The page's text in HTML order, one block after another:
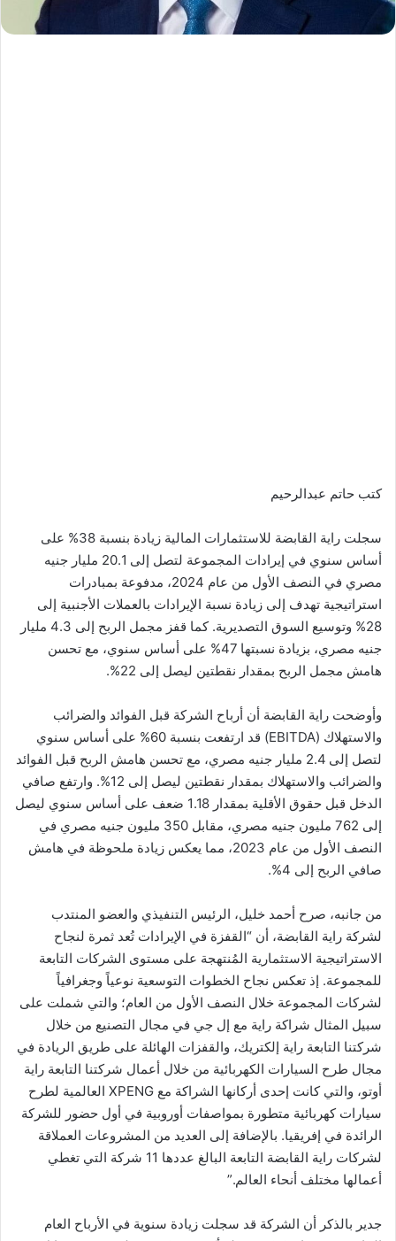
كتب حاتم عبدالرحيم
سجلت راية القابضة للاستثمارات المالية زيادة بنسبة 38% على
أساس سنوي في إيرادات المجموعة لتصل إلى 20.1 مليار جنيه
مصري في النصف الأول من عام 2024، مدفوعة بمبادرات
استراتيجية تهدف إلى زيادة نسبة الإيرادات بالعملات الأجنبية إلى
28% وتوسيع السوق التصديرية. كما قفز مجمل الربح إلى 4.3 مليار
جنيه مصري، بزيادة نسبتها 47% على أساس سنوي، مع تحسن
هامش مجمل الربح بمقدار نقطتين ليصل إلى 22%.
وأوضحت راية القابضة أن أرباح الشركة قبل الفوائد والضرائب
والاستهلاك (EBITDA) قد ارتفعت بنسبة 60% على أساس سنوي
لتصل إلى 2.4 مليار جنيه مصري، مع تحسن هامش الربح قبل الفوائد
والضرائب والاستهلاك بمقدار نقطتين ليصل إلى 12%. وارتفع صافي
الدخل قبل حقوق الأقلية بمقدار 1.18 ضعف على أساس سنوي ليصل
إلى 762 مليون جنيه مصري، مقابل 350 مليون جنيه مصري في
النصف الأول من عام 2023، مما يعكس زيادة ملحوظة في هامش
صافي الربح إلى 4%.
من جانبه، صرح أحمد خليل، الرئيس التنفيذي والعضو المنتدب
لشركة راية القابضة، أن “القفزة في الإيرادات تُعد ثمرة لنجاح
الاستراتيجية الاستثمارية المُنتهجة على مستوى الشركات التابعة
للمجموعة. إذ تعكس نجاح الخطوات التوسعية نوعياً وجغرافياً
لشركات المجموعة خلال النصف الأول من العام؛ والتي شملت على
سبيل المثال شراكة راية مع إل جي في مجال التصنيع من خلال
شركتنا التابعة راية إلكتريك، والقفزات الهائلة على طريق الريادة في
مجال طرح السيارات الكهربائية من خلال أعمال شركتنا التابعة راية
أوتو، والتي كانت إحدى أركانها الشراكة مع XPENG العالمية لطرح
سيارات كهربائية متطورة بمواصفات أوروبية في أول حضور للشركة
الرائدة في إفريقيا. بالإضافة إلى العديد من المشروعات العملاقة
لشركات راية القابضة التابعة البالغ عددها 11 شركة التي تغطي
أعمالها مختلف أنحاء العالم.”
جدير بالذكر أن الشركة قد سجلت زيادة سنوية في الأرباح العام